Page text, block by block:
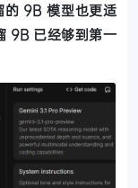
的 9B 模型也更适
9B 已经够到第一